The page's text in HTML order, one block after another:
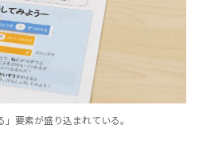
要素が盛り込まれている。